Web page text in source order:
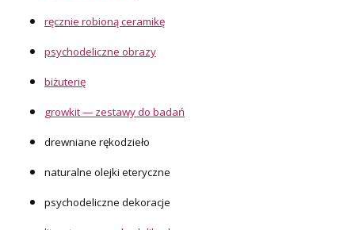
ręcznie robioną ceramikę
psychodeliczne obrazy
biżuterię
growkit — zestawy do badań
drewniane rękodzieło
naturalne olejki eteryczne
psychodeliczne dekoracje